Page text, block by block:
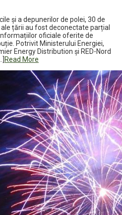
și a depunerilor de polei, 30 de
țării au fost deconectate parțial
oficiale oferite de
Potrivit Ministerului Energiei,
Energy Distribution și RED-Nord
Read More